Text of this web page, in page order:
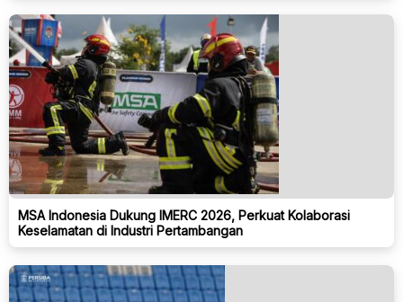
MSA Indonesia Dukung IMERC 2026, Perkuat Kolaborasi
Keselamatan di Industri Pertambangan